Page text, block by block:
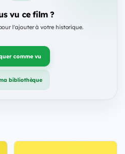
vu ce film ?
l'ajouter à votre historique.
comme vu
bibliothèque